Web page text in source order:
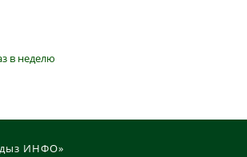
в неделю
ИНФО»